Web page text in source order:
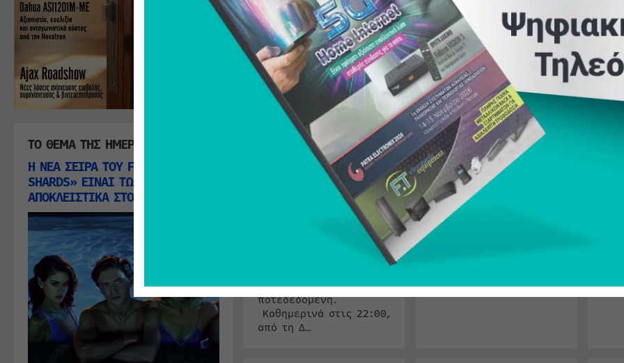
ΤΟ ΘΕΜΑ ΤΗΣ ΗΜΕΡΑΣ
Η ΝΕΑ ΣΕΙΡΑ ΤΟΥ FX «THE
SHARDS» ΕΙΝΑΙ ΤΩΡΑ ΔΙΑΘΕΣΙΜΗ
ΑΠΟΚΛΕΙΣΤΙΚΑ ΣΤΟ DISNEY+
Πίσω από τα κάγκελα
δεν υπάρχει ποτέ
ρουτίνα: Η σειρά «Οι
σκληρότερες φυλακές
της Αμερικής»
αποκαλύπτει την
πραγματική εικόνα
των αμερικανικών
φυλακών
6 Αυγούστου 2026 22:20
Κατηγορία:Pay TV News
Από τηνΑτλάντα
έωςτηΝεβάδα, η νέα
σειρά παρουσιάζειτην
καθημερινότητα σεοκτώ
απαιτητικές επαρχιακές
η τάξηδενείναι
ποτέδεδομένη.
Καθημερινά στις 22:00,
από τη Δ…
Η ΝΕΑ ΣΕΙΡΑ ΤΟΥ FX
«THE SHARDS» ΕΙΝΑΙ
ΤΩΡΑ ΔΙΑΘΕΣΙΜΗ
ΑΠΟΚΛΕΙΣΤΙΚΑ ΣΤΟ
DISNEY+
6 Αυγούστου 2026 22:17
Κατηγορία:Pay TV News
Η νέα, δραματική σειρά
του FX, «The Shards»,
από τον executive
producer Ryan Murphy,
βασισμένη στο
πολυβραβευμένο best
seller μυθιστόρημα του
Bret Easton Ellis,
είναι τώρα διαθέσιμη,
5